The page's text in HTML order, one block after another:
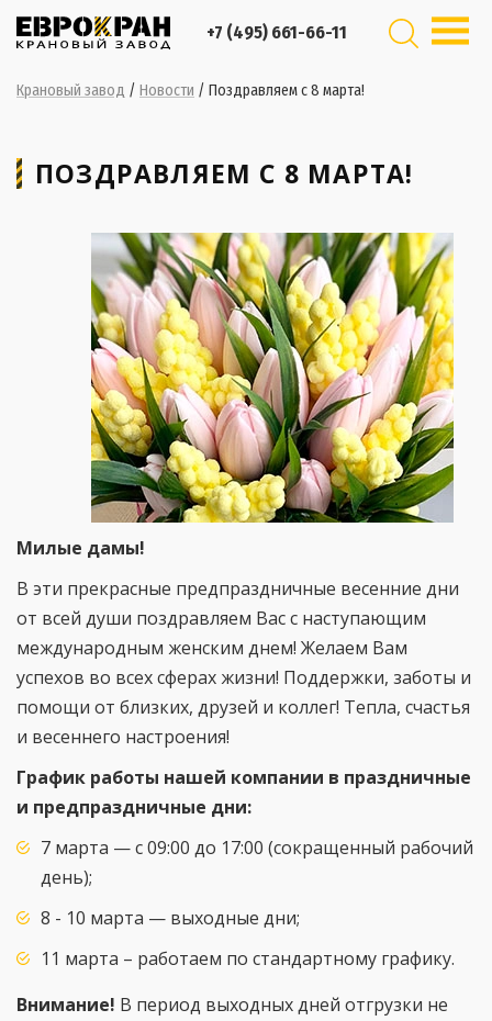
+7 (495) 661-66-11
Крановый завод / Новости / Поздравляем с 8 марта!
ПОЗДРАВЛЯЕМ С 8 МАРТА!
Милые дамы!
В эти прекрасные предпраздничные весенние дни
от всей души поздравляем Вас с наступающим
международным женским днем! Желаем Вам
успехов во всех сферах жизни! Поддержки, заботы и
помощи от близких, друзей и коллег! Тепла, счастья
и весеннего настроения!
График работы нашей компании в праздничные
и предпраздничные дни:
7 марта — с 09:00 до 17:00 (сокращенный рабочий
день);
8 - 10 марта — выходные дни;
11 марта – работаем по стандартному графику.
Внимание! В период выходных дней отгрузки не